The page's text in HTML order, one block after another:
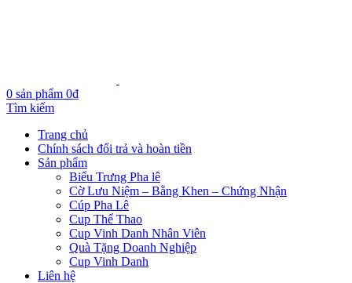
0 sản phẩm 0₫
Tìm kiếm
Trang chủ
Chính sách đổi trả và hoàn tiền
Sản phẩm
Biểu Trưng Pha lê
Cờ Lưu Niệm – Bằng Khen – Chứng Nhận
Cúp Pha Lê
Cup Thể Thao
Cup Vinh Danh Nhân Viên
Quà Tặng Doanh Nghiệp
Cup Vinh Danh
Liên hệ